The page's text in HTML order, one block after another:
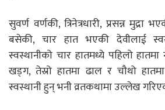
सुवर्ण वर्णकी, त्रिनेत्रधारी, प्रसन्न
बसेकी, चार हात भएकी देवीलाई
स्वस्थानीको चार हातमध्ये पहिलो
खड्ग, तेस्रो हातमा ढाल र चौथो
स्वस्थानी हुन् भनी व्रतकथामा उल्लेख